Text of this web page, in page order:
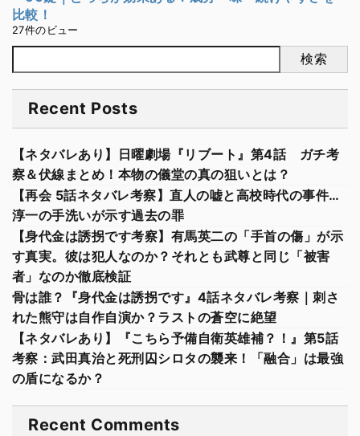
比較！
27件のビュー
検索
Recent Posts
【ネタバレあり】日曜劇場『リブート』第4話 ガチ考
察＆伏線まとめ！本物の儀堂の真の狙いとは？
【再会 5話ネタバレ考察】直人の嘘と高校時代の事件…
淳一の手洗いが示す過去の罪
【身代金は誘拐です考察】有馬英二の「手首の傷」が示
す真実。彼は犯人なのか？それとも武尊と同じ「被害
者」なのか徹底検証
骨は誰？『身代金は誘拐です』4話ネタバレ考察｜刺さ
れた熊守は自作自演か？ラストの蒼空に絶望
【ネタバレあり】『こちら予備自衛英雄補？！』第5話
考察：武田真治と死刑囚シロタの襲来！「融合」は最強
の盾になるか？
Recent Comments